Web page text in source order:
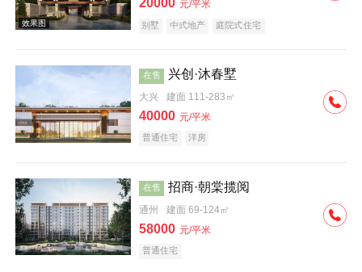
效果图
20000 元/平米
别墅 中式地产 庭院式住宅
在售 兴创·沐春墅
大兴 建面 111-283㎡
40000 元/平米
普通住宅 洋房
在售 招商·朝棠揽阅
通州 建面 69-124㎡
58000 元/平米
普通住宅